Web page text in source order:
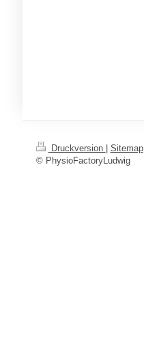
Druckversion | Sitemap
© PhysioFactoryLudwig